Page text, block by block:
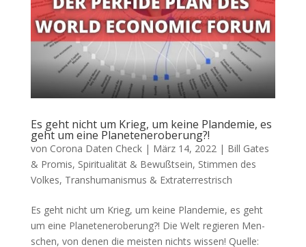
Es geht nicht um Krieg, um keine Plandemie, es
geht um eine Planeteneroberung?!
von Corona Daten Check| März 14, 2022| Bill Gates
& Promis, Spiritualität & Bewußtsein, Stimmen des
Volkes, Transhumanismus & Extraterrestrisch
Es geht nicht um Krieg, um keine Plandemie, es geht
um eine Planeteneroberung?! Die Welt regie­ren Men­
schen, von denen die meis­ten nichts wissen! Quel­le: